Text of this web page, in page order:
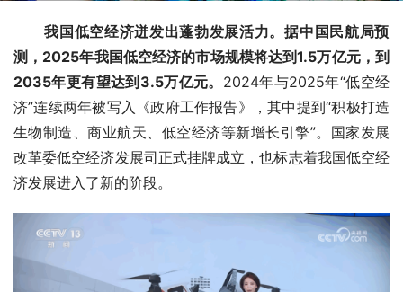
我国低空经济迸发出蓬勃发展活力。据中国民航局预
测，2025年我国低空经济的市场规模将达到1.5万亿元，到
2035年更有望达到3.5万亿元。 2024年与2025年“低空经
济”连续两年被写入《政府工作报告》，其中提到“积极打造
生物制造、商业航天、低空经济等新增长引擎”。国家发展
改革委低空经济发展司正式挂牌成立，也标志着我国低空经
济发展进入了新的阶段。